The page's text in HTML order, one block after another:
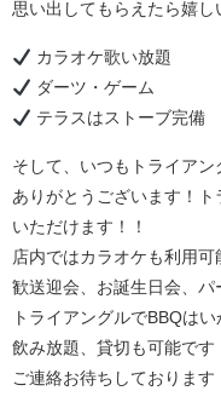
思い出してもらえたら嬉
カラオケ歌い放題
ダーツ・ゲーム
テラスはストーブ完備
そして、いつもトライア
ありがとうございます！
いただけます！！
店内ではカラオケも利用可
歓送迎会、お誕生日会、パ
トライアングルでBBQは
飲み放題、貸切も可能です
ご連絡お待ちしております